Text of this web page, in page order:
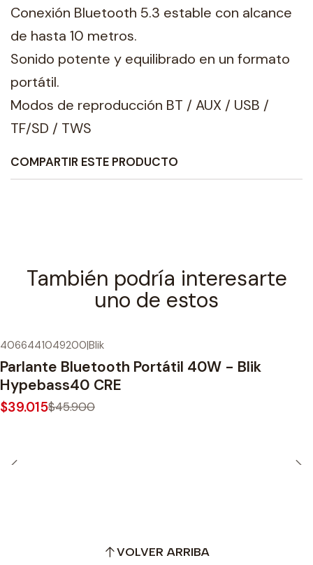
Conexión Bluetooth 5.3 estable con alcance
de hasta 10 metros.
Sonido potente y equilibrado en un formato
portátil.
Modos de reproducción BT / AUX / USB /
TF/SD / TWS
COMPARTIR ESTE PRODUCTO
También podría interesarte
uno de estos
4066441049200|Blik
Parlante Bluetooth Portátil 40W - Blik
Hypebass40 CRE
$39.015$45.900
VOLVER ARRIBA